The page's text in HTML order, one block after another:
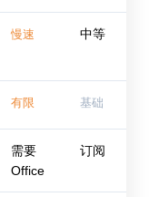
慢速 中等
有限 基础
需要
Office
订阅